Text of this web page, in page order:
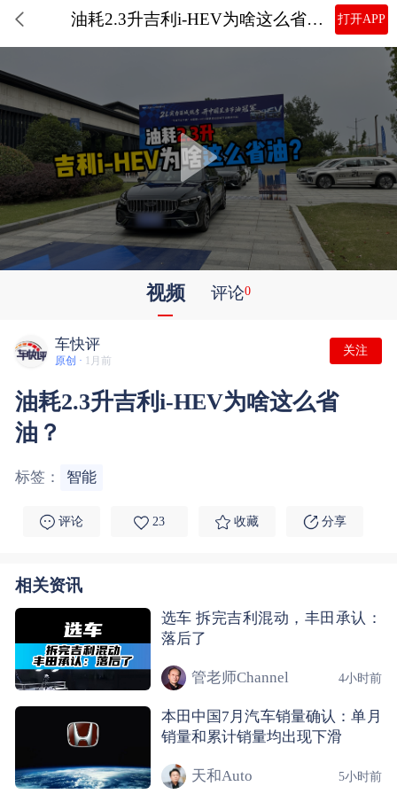
油耗2.3升吉利i-HEV为啥这么省油？ 打开APP
视频 评论0
车快评
原创 · 1月前
关注
油耗2.3升吉利i-HEV为啥这么省
油？
标签： 智能
评论 23 收藏 分享
相关资讯
选车 拆完吉利混动，丰田承认：
落后了
管老师Channel 4小时前
本田中国7月汽车销量确认：单月
销量和累计销量均出现下滑
天和Auto 5小时前